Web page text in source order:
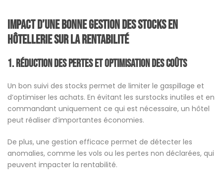
Impact d’une bonne gestion des stocks en
hôtellerie sur la rentabilité
1.Réduction des pertes et optimisation des coûts
Un bon suivi des stocks permet de limiter le gaspillage et
d’optimiser les achats. En évitant les surstocks inutiles et en
commandant uniquement ce qui est nécessaire, un hôtel
peut réaliser d’importantes économies.
De plus, une gestion efficace permet de détecter les
anomalies, comme les vols ou les pertes non déclarées, qui
peuvent impacter la rentabilité.